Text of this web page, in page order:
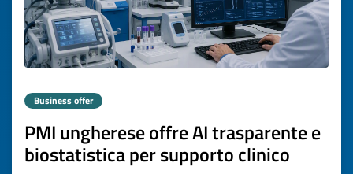
Business offer
PMI ungherese offre AI trasparente e
biostatistica per supporto clinico